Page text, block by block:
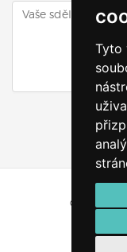
Tyto
©